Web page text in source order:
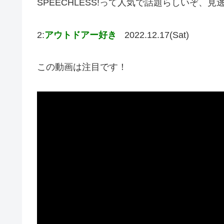
SPEECHLESS!って人気で話題らしいぞ、見
2:アウトドアー好き 2022.12.17(Sat)
この動画は注目です！